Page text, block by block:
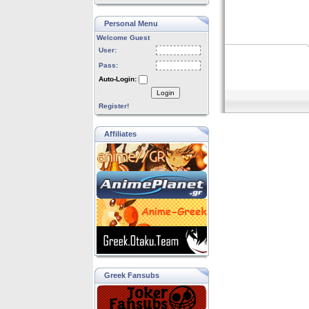
Personal Menu
Welcome Guest
User:
Pass:
Auto-Login:
Login
Register!
Affiliates
Greek Fansubs